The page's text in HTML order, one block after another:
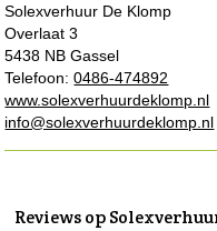
Solexverhuur De Klomp
Overlaat 3
5438 NB Gassel
Telefoon:0486-474892
www.solexverhuurdeklomp.nl
info@solexverhuurdeklomp.nl
Reviews op